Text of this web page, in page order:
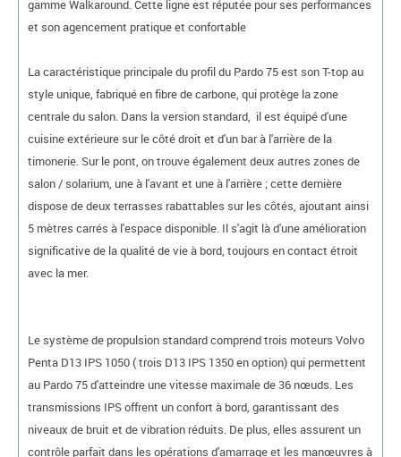
gamme Walkaround. Cette ligne est réputée pour ses performances
et son agencement pratique et confortable
La caractéristique principale du profil du Pardo 75 est son T-top au
style unique, fabriqué en fibre de carbone, qui protège la zone
centrale du salon. Dans la version standard, il est équipé d'une
cuisine extérieure sur le côté droit et d'un bar à l'arrière de la
timonerie. Sur le pont, on trouve également deux autres zones de
salon / solarium, une à l'avant et une à l'arrière ; cette dernière
dispose de deux terrasses rabattables sur les côtés, ajoutant ainsi
5 mètres carrés à l'espace disponible. Il s'agit là d'une amélioration
significative de la qualité de vie à bord, toujours en contact étroit
avec la mer.
Le système de propulsion standard comprend trois moteurs Volvo
Penta D13 IPS 1050 ( trois D13 IPS 1350 en option) qui permettent
au Pardo 75 d'atteindre une vitesse maximale de 36 nœuds. Les
transmissions IPS offrent un confort à bord, garantissant des
niveaux de bruit et de vibration réduits. De plus, elles assurent un
contrôle parfait dans les opérations d'amarrage et les manœuvres à